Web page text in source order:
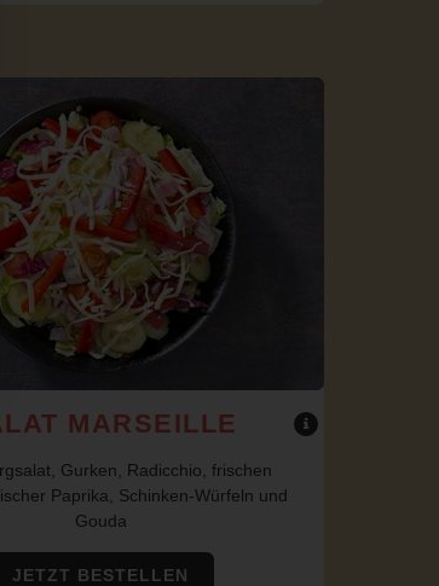
MARSEILLE
Gurken, Radicchio, frischen
Paprika, Schinken-Würfeln und
Gouda
JETZT BESTELLEN